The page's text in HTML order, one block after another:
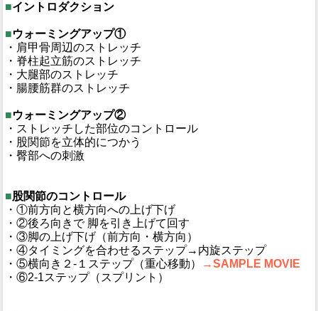
■イントロダクション
■ウォーミングアップ①
・肩甲骨周辺のストレッチ
・脊柱起立筋のストレッチ
・大腿部のストレッチ
・腸腰筋群のストレッチ
■ウォーミングアップ②
・ストレッチした部位のコントロール
・股関節を立体的につかう
・臀部への刺激
■股関節のコントロール
・①前方向と横方向への上げ下げ
・②後ろ向きで 脚を引き上げて回す
・③脚の上げ下げ（前方向・横方向）
・④タイミングを合わせるステップ→内旋ステップ
・⑤横向き２-１ステップ（重心移動）
→SAMPLE MOVIE
・⑥2-1ステップ（スプリント）